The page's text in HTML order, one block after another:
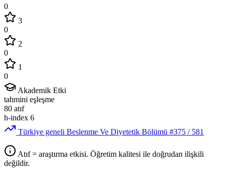
0
3
0
2
0
1
0
Akademik Etki
tahmini eşleşme
80 atıf
h-index 6
Türkiye geneli Beslenme Ve Diyetetik Bölümü #375 / 581
Atıf = araştırma etkisi. Öğretim kalitesi ile doğrudan ilişkili
değildir.